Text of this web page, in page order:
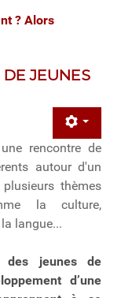
? Alors
JEUNES
rencontre de
autour d'un
thèmes
la culture,
langue...
des jeunes de
d’une